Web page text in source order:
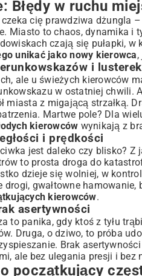
Błędy w ruchu
cię prawdziwa dżungla
Miasto to chaos, dynamika
czają się pułapki,
unikać jako nowy kierowca
i lusterek
ale u świeżych kierowców
w ostatniej chwili.
miasta z migającą strzałką.
Martwe pole? Dla
kierowców wynikają z
i prędkości
jest daleko czy blisko?
to prosta droga do
dzieje się wolniej, w
drogi, gwałtowne
kierowców.
asertywności
to panika, gdy ktoś z tyłu
Druga, o dziwo, to próba
Brak
ale bez ulegania presji i
początkujący